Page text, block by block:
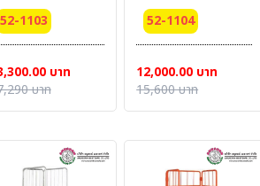
52-1103
บาท
บาท
52-1104
12,000.00 บาท
15,600 บาท